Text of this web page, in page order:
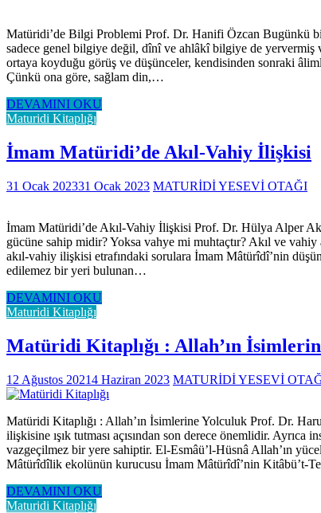
Matüridi’de Bilgi Problemi Prof. Dr. Hanifi Özcan Bugünkü
sadece genel bilgiye değil, dînî ve ahlâkî bilgiye de
ortaya koyduğu görüş ve düşünceler, kendisinden sonraki
Çünkü ona göre, sağlam din,…
DEVAMINI OKU
Maturidi Kitaplığı
İmam Matüridi’de Akıl-Vahiy İlişkisi
31 Ocak 202331 Ocak 2023 MATURİDİ YESEVİ OTAĞI
İmam Matüridi’de Akıl-Vahiy İlişkisi Prof. Dr. Hülya Alper
gücüne sahip midir? Yoksa vahye mi muhtaçtır? Akıl ve
akıl-vahiy ilişkisi etrafındaki sorulara İmam Mâtürîdî’nin
edilemez bir yeri bulunan…
DEVAMINI OKU
Maturidi Kitaplığı
Matüridi Kitaplığı : Allah’ın
12 Ağustos 20214 Haziran 2023 MATURİDİ YESEVİ
Matüridi Kitaplığı : Allah’ın İsimlerine Yolculuk Prof. Dr.
ilişkisine ışık tutması açısından son derece önemlidir.
vazgeçilmez bir yere sahiptir. El-Esmâü’l-Hüsnâ Allah’ın
Mâtürîdîlik ekolünün kurucusu İmam Mâtürîdî’nin Kitâbü’t-
DEVAMINI OKU
Maturidi Kitaplığı